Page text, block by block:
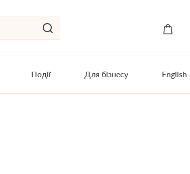
Події Для бізнесу English